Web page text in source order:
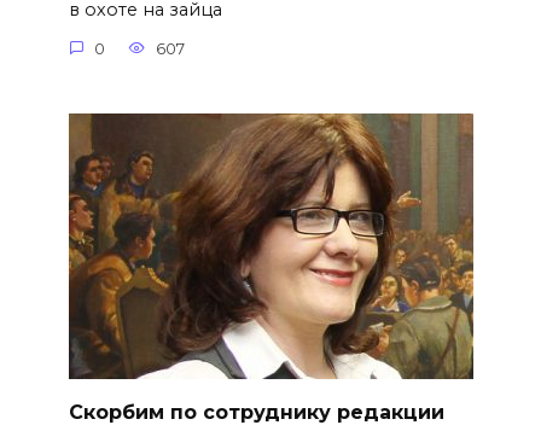
в охоте на зайца
0 607
Скорбим по сотруднику редакции